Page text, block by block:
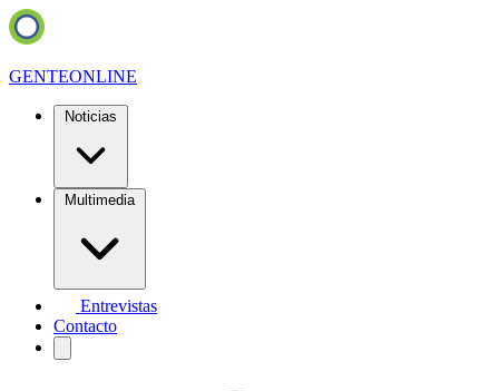
GENTEONLINE
Noticias
Multimedia
Entrevistas
Contacto